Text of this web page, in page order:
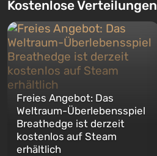
Kostenlose Verteilungen
Freies Angebot: Das
Weltraum-Überlebensspiel
Breathedge ist derzeit
kostenlos auf Steam
erhältlich